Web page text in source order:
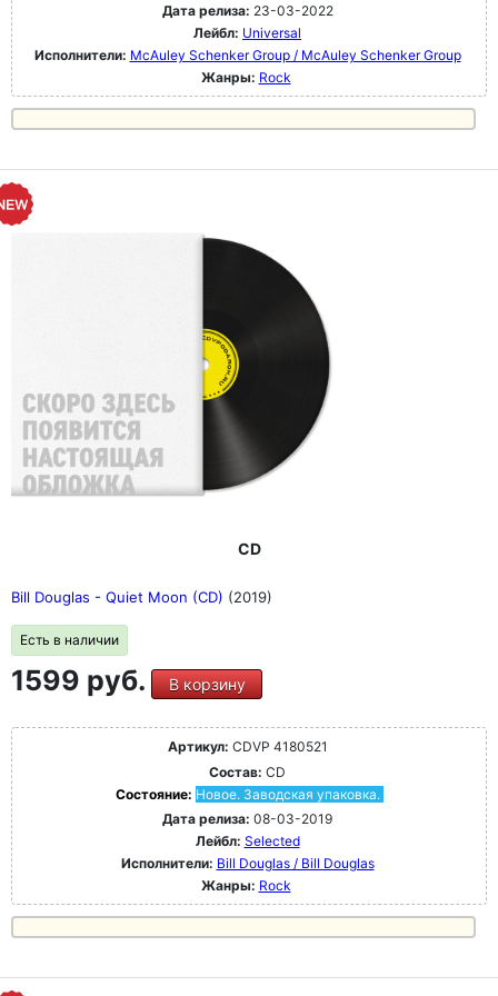
Дата релиза: 23-03-2022
Лейбл: Universal
Исполнители: McAuley Schenker Group / McAuley Schenker Group
Жанры: Rock
CD
Bill Douglas - Quiet Moon (CD) (2019)
Есть в наличии
1599 руб. В корзину
Артикул: CDVP 4180521
Состав: CD
Состояние: Новое. Заводская упаковка.
Дата релиза: 08-03-2019
Лейбл: Selected
Исполнители: Bill Douglas / Bill Douglas
Жанры: Rock